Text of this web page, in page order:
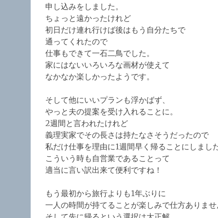
申し込みをしました。
ちょっと遠かったけれど
初日だけ連れ行けば後はもう自分たちで
通ってくれたので
仕事もできて一石二鳥でした。
家にはないいろいろな画材が使えて
なかなか楽しかったようです。
そして他にいいプランも浮かばず、
やっと夫の提案を受け入れることに。
2週間と言われたけれど
義理実家でその長さは持たなさそうだったので
私だけ仕事を理由に1週間早く帰ることにしまし
こういう時も自営業であることって
適当に言い訳出来て便利ですね！
もう最初から旅行よりも1年ぶりに
一人の時間が持てることが楽しみで仕方ありま